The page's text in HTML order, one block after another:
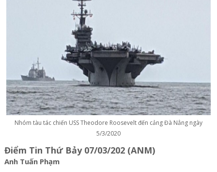
Nhóm tàu tác chiến USS Theodore Roosevelt đến cảng Đà Nẳng ngày
5/3/2020
Điểm Tin Thứ Bảy 07/03/202 (ANM)
Anh Tuấn Phạm